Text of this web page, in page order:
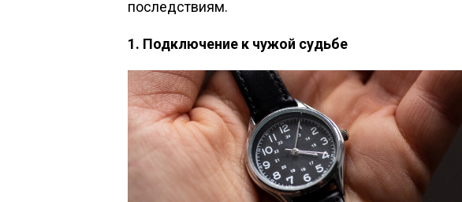
последствиям.
1. Подключение к чужой судьбе